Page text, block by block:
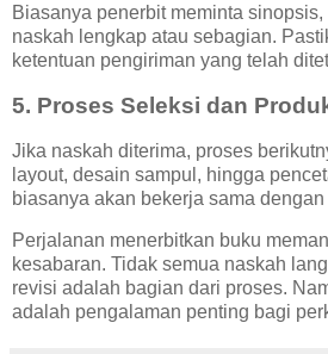
Biasanya penerbit meminta
naskah lengkap atau sebagian.
ketentuan pengiriman yang telah
5. Proses Seleksi dan
Jika naskah diterima, proses
layout, desain sampul, hingga
biasanya akan bekerja sama
Perjalanan menerbitkan buku
kesabaran. Tidak semua naskah
revisi adalah bagian dari proses.
adalah pengalaman penting bagi